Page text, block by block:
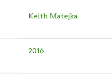
Keith Matejka
2016